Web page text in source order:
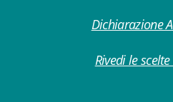
Dichiarazione
Rivedi le